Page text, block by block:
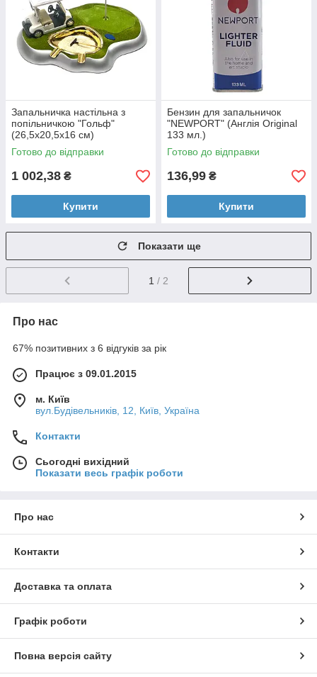
Запальничка настільна з
попільничкою "Гольф"
(26,5х20,5х16 см)
Готово до відправки
1 002,38 ₴
Купити
Бензин для запальничок
"NEWPORT" (Англія Original
133 мл.)
Готово до відправки
136,99 ₴
Купити
Показати ще
1 / 2
Про нас
67% позитивних з 6 відгуків за рік
Працює з 09.01.2015
м. Київ
вул.Будівельників, 12, Київ, Україна
Контакти
Сьогодні вихідний
Показати весь графік роботи
Про нас
Контакти
Доставка та оплата
Графік роботи
Повна версія сайту